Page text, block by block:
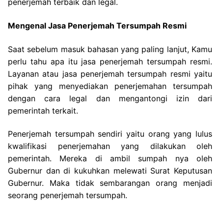
penerjemah terbaik dan legal.
Mengenal Jasa Penerjemah Tersumpah Resmi
Saat sebelum masuk bahasan yang paling lanjut, Kamu
perlu tahu apa itu jasa penerjemah tersumpah resmi.
Layanan atau jasa penerjemah tersumpah resmi yaitu
pihak yang menyediakan penerjemahan tersumpah
dengan cara legal dan mengantongi izin dari
pemerintah terkait.
Penerjemah tersumpah sendiri yaitu orang yang lulus
kwalifikasi penerjemahan yang dilakukan oleh
pemerintah. Mereka di ambil sumpah nya oleh
Gubernur dan di kukuhkan melewati Surat Keputusan
Gubernur. Maka tidak sembarangan orang menjadi
seorang penerjemah tersumpah.